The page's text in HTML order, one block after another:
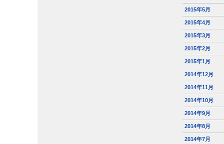
2015年5月
2015年4月
2015年3月
2015年2月
2015年1月
2014年12月
2014年11月
2014年10月
2014年9月
2014年8月
2014年7月